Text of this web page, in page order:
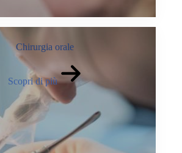
Chirurgia orale
Scopri di più